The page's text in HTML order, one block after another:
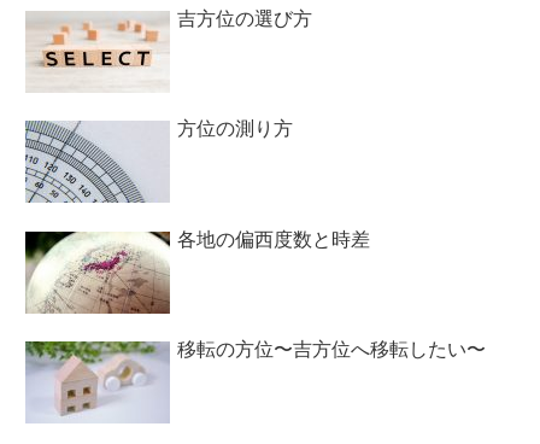
吉方位の選び方
方位の測り方
各地の偏西度数と時差
移転の方位〜吉方位へ移転したい〜